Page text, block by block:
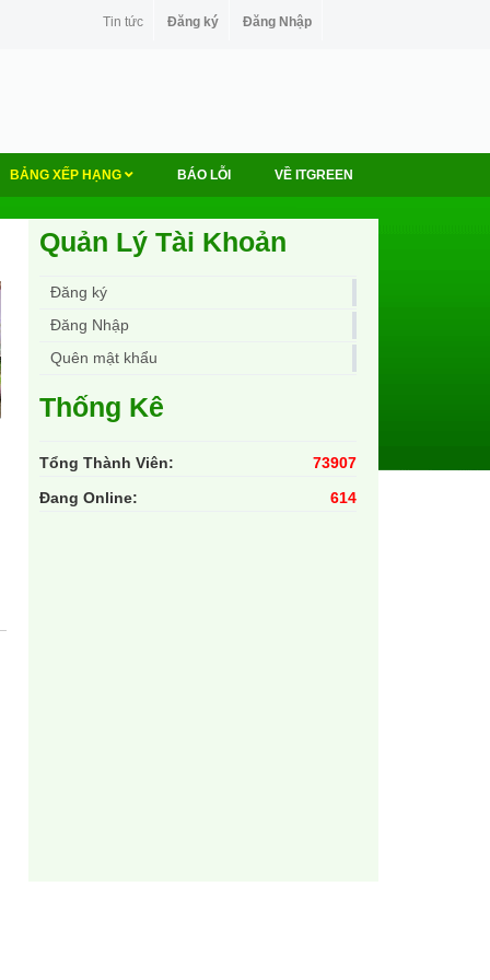
Tin tức Đăng ký Đăng Nhập
BẢNG XẾP HẠNG BÁO LỖI VỀ ITGREEN
Quản Lý Tài Khoản
Đăng ký
Đăng Nhập
Quên mật khẩu
Thống Kê
Tổng Thành Viên:
73907
Đang Online:
614